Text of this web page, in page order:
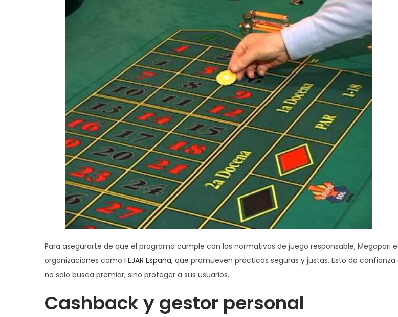
Para asegurarte de que el programa cumple con las normativas de juego responsable, Megapari
organizaciones como FEJAR España, que promueven prácticas seguras y justas. Esto da confianza
no solo busca premiar, sino proteger a sus usuarios.
Cashback y gestor personal